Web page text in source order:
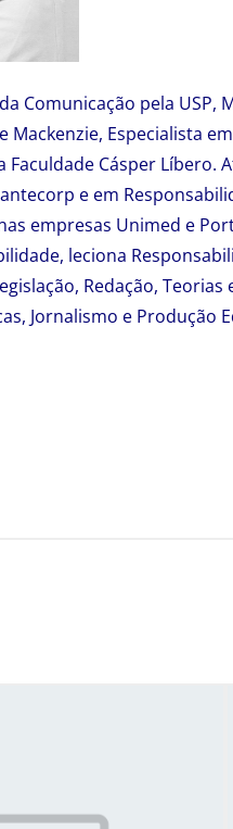
Comunicação pela USP,
Especialista
Faculdade Cásper
e em
empresas Unimed e
leciona
Redação,
Jornalismo e